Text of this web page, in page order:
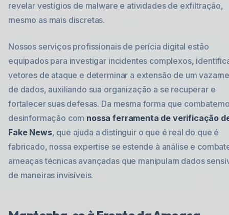
revelar vestígios de malware e atividades de exfiltração,
mesmo as mais discretas.
Nossos serviços profissionais de perícia digital estão
equipados para investigar incidentes complexos,
vetores de ataque e determinar a extensão de um
de dados, auxiliando sua organização a se recuperar e
fortalecer suas defesas. Da mesma forma que
desinformação com nossa ferramenta de verificação
Fake News, que ajuda a distinguir o que é real do que é
fabricado, nossa expertise se estende à análise e
ameaças técnicas avançadas que manipulam dados
de maneiras invisíveis.